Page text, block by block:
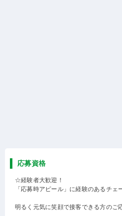
応募資格
☆経験者大歓迎！
「応募時アピール」に経験のあるチ
明るく元気に笑顔で接客できる方のご